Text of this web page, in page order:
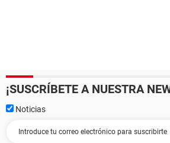
¡SUSCRÍBETE A NUESTRA
Noticias